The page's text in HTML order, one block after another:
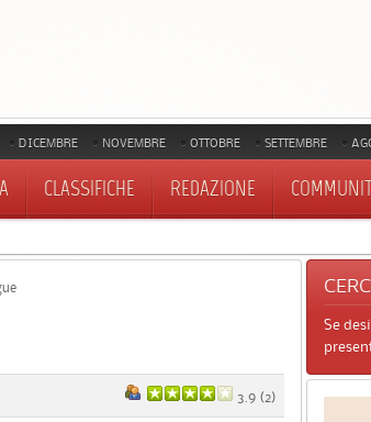
DICEMBRE NOVEMBRE OTTOBRE SETTEMBRE
CLASSIFICHE REDAZIONE
3.9 (2)
Se